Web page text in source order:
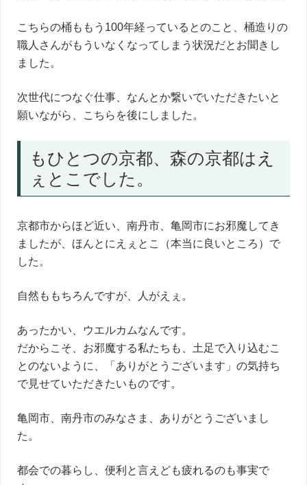
こちらの桶ももう100年経っているとのこと、桶造りの
職人さんがもういなくなってしまう状況だとお聞きし
ました。
次世代につなぐ仕事、なんとか繋いでいただきたいと
願いながら、こちらを後にしました。
もひとつの京都、森の京都はえ
ぇとこでした。
京都市からほど近い、南丹市、亀岡市にお邪魔してき
ましたが、ほんとにえぇとこ（本当に良いところ）で
した。
自然ももちろんですが、人がえぇ。
あったかい、ウエルカムなんです。
だからこそ、お邪魔する私たちも、土足で入り込むこ
とのないように、「ありがとうございます」の気持ち
で見せていただきたいものです。
亀岡市、南丹市のみなさま、ありがとうございまし
た。
都会での暮らし、便利と言えども疲れるのも事実で